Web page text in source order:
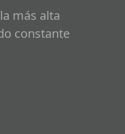
más alta
constante